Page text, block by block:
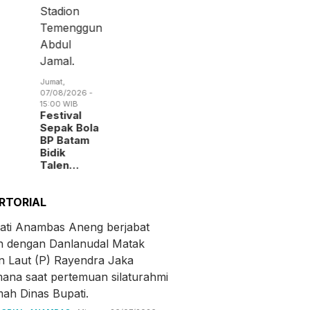
Jumat,
07/08/2026 -
15:00 WIB
Festival
Sepak Bola
BP Batam
Bidik
Talen…